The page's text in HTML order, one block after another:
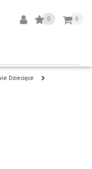
0
0
Dziecięce